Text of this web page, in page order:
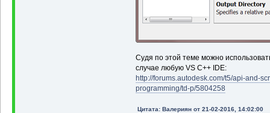
Судя по этой теме можно
случае любую VS C++ IDE:
http://forums.autodesk.com/t5/api-and-
programming/td-p/5804258
Цитата: Валериян от 21-02-2016, 14:02:00